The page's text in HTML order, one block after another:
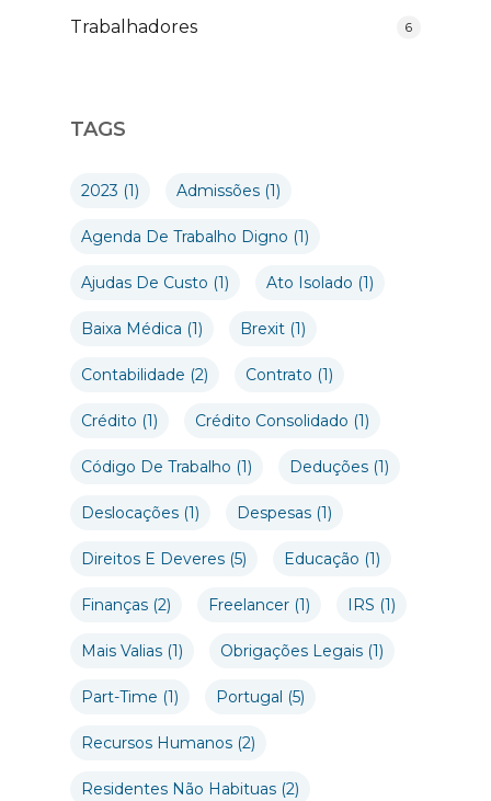
Trabalhadores 6
TAGS
2023 (1) Admissões (1)
Agenda De Trabalho Digno (1)
Ajudas De Custo (1) Ato Isolado (1)
Baixa Médica (1) Brexit (1)
Contabilidade (2) Contrato (1)
Crédito (1) Crédito Consolidado (1)
Código De Trabalho (1) Deduções (1)
Deslocações (1) Despesas (1)
Direitos E Deveres (5) Educação (1)
Finanças (2) Freelancer (1) IRS (1)
Mais Valias (1) Obrigações Legais (1)
Part-Time (1) Portugal (5)
Recursos Humanos (2)
Residentes Não Habituas (2)